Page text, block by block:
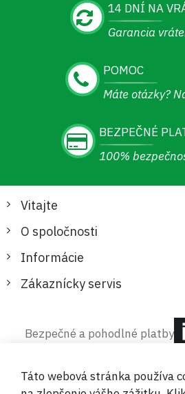
14 DNÍ NA
Garancia
POMOC
Máte otázky?
BEZPEČNÉ
100%
Vitajte
O spoločnosti
Informácie
Zákaznícky servis
Bezpečné a pohodlné platby
Táto webová stránka používa